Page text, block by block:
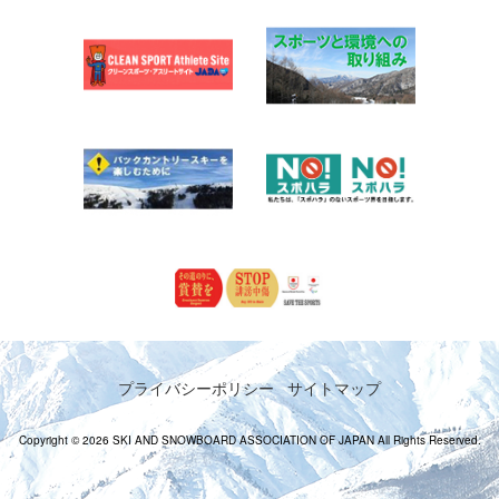
プライバシーポリシー サイトマップ
Copyright © 2026 SKI AND SNOWBOARD ASSOCIATION OF JAPAN All Rights Reserved.